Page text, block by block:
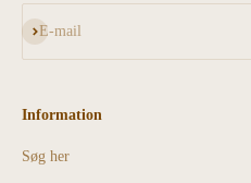
E-mail
Abonnér
Information
Søg her